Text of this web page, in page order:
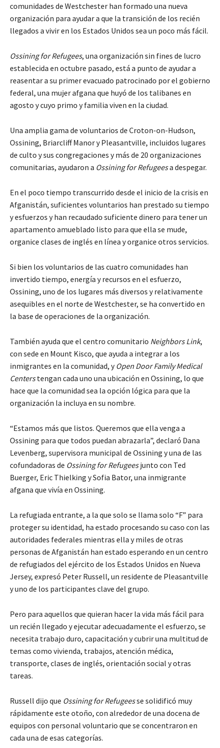
comunidades de Westchester han formado una nueva
organización para ayudar a que la transición de los recién
llegados a vivir en los Estados Unidos sea un poco más fácil.
Ossining for Refugees, una organización sin fines de lucro
establecida en octubre pasado, está a punto de ayudar a
reasentar a su primer evacuado patrocinado por el gobierno
federal, una mujer afgana que huyó de los talibanes en
agosto y cuyo primo y familia viven en la ciudad.
Una amplia gama de voluntarios de Croton-on-Hudson,
Ossining, Briarcliff Manor y Pleasantville, incluidos lugares
de culto y sus congregaciones y más de 20 organizaciones
comunitarias, ayudaron a Ossining for Refugeesa despegar.
En el poco tiempo transcurrido desde el inicio de la crisis en
Afganistán, suficientes voluntarios han prestado su tiempo
y esfuerzos y han recaudado suficiente dinero para tener un
apartamento amueblado listo para que ella se mude,
organice clases de inglés en línea y organice otros servicios.
Si bien los voluntarios de las cuatro comunidades han
invertido tiempo, energía y recursos en el esfuerzo,
Ossining, uno de los lugares más diversos y relativamente
asequibles en el norte de Westchester, se ha convertido en
la base de operaciones de la organización.
También ayuda que el centro comunitario Neighbors Link,
con sede en Mount Kisco, que ayuda a integrar a los
inmigrantes en la comunidad, y Open Door Family Medical
Centerstengan cada uno una ubicación en Ossining, lo que
hace que la comunidad sea la opción lógica para que la
organización la incluya en su nombre.
“Estamos más que listos. Queremos que ella venga a
Ossining para que todos puedan abrazarla”, declaró Dana
Levenberg, supervisora ​​municipal de Ossining y una de las
cofundadoras de Ossining for Refugeesjunto con Ted
Buerger, Eric Thielking y Sofia Bator, una inmigrante
afgana que vivía en Ossining.
La refugiada entrante, a la que solo se llama solo “F” para
proteger su identidad, ha estado procesando su caso con las
autoridades federales mientras ella y miles de otras
personas de Afganistán han estado esperando en un centro
de refugiados del ejército de los Estados Unidos en Nueva
Jersey, expresó Peter Russell, un residente de Pleasantville
y uno de los participantes clave del grupo.
Pero para aquellos que quieran hacer la vida más fácil para
un recién llegado y ejecutar adecuadamente el esfuerzo, se
necesita trabajo duro, capacitación y cubrir una multitud de
temas como vivienda, trabajos, atención médica,
transporte, clases de inglés, orientación social y otras
tareas.
Russell dijo que Ossining for Refugeesse solidificó muy
rápidamente este otoño, con alrededor de una docena de
equipos con personal voluntario que se concentraron en
cada una de esas categorías.